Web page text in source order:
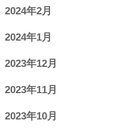
2024年2月
2024年1月
2023年12月
2023年11月
2023年10月